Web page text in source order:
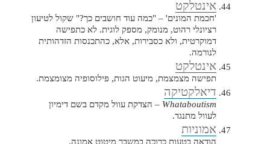
אינטלקט
'חכמת המונים' – "כמה עוד חושבים כך?" שקול לטיעון
רציונלי רהוט, מנומק, מספק לוגית. לא כתפישה
דמוקרטית, ולא כסבירות, אלא, כהתכנסות הזדהותית
לנורמה.
אינטלקט
תפישה מצמצמת, מיעוט הגות, פילוסופיה מצומצמת.
דיאלקטיקה
Whataboutism – הצדקת עוול מקדם בשם דימיון
לעוול מתנגד.
אמוניות
הודאה בטעות כרוכה במשבר מיטוט אמונה.